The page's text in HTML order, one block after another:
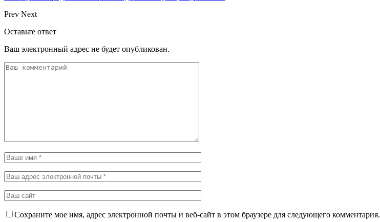
Prev Next
Оставьте ответ
Ваш электронный адрес не будет опубликован.
Сохраните мое имя, адрес электронной почты и веб-сайт в этом браузере для следующего комментария.